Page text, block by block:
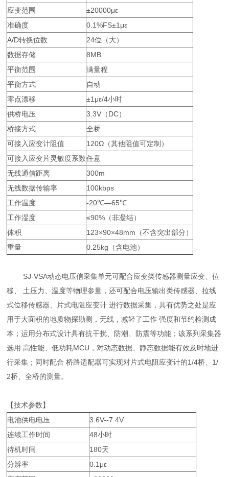
应变范围
±20000με
准确度
0.1%FS±1με
A/D转换位数
24位（大）
数据存储
8MB
平衡范围
满量程
平衡方式
自动
零点漂移
±1με/4小时
供桥电压
3.3V（DC）
桥接方式
全桥
可接入应变计阻值
120Ω（其他阻值可定制）
可接入应变片灵敏度系数任意
无线通信距离
300m
无线数据传输率
100kbps
工作温度
-20℃—65℃
工作湿度
≤90%（非凝结）
体积
123×90×48mm（不含突出部分）
重量
0.25kg（含电池）
SJ-VSA动态电压信采集单元可配合应变类传感器测量应变、位
移、 土压力、温度等物理参量，还可配合电压输出类传感器、拉线
式位移传感器、片式电阻应变计 进行数据采集，具有优势之处是应
用于大面积的地质物探勘测，无线，减轻了工作 强度和节约检测成
本；运用分布式设计具有抗干扰、防潮、防震等功能；该系列采集器
选用 高性能、低功耗MCU，对动态数据、静态数据能有效及时地进
行采集；同时配合 桥路适配器可实现对片式电阻应变计的1/4桥、1/
2桥、全桥的测量。
【技术参数】
电池供电电压
3.6V--7.4V
连续工作时间
48小时
待机时间
180天
分辨率
0.1με